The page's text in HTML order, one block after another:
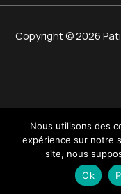
Copyright © 2026
Nous utilisons des
expérience sur notre
site, nous
Ok